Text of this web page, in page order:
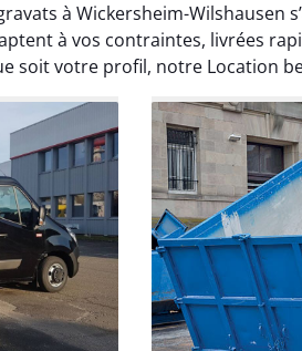
à Wickersheim-
à vos contraintes, livrées
soit votre profil, notre Location